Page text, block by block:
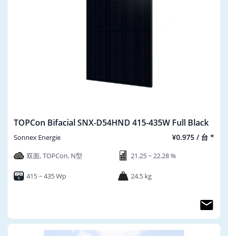
TOPCon Bifacial SNX-D54HND 415-435W Full Black
Sonnex Energie ¥0.975 / 台 *
双面, TOPCon, N型 21.25 ~ 22.28 %
415 ~ 435 Wp 24.5 kg